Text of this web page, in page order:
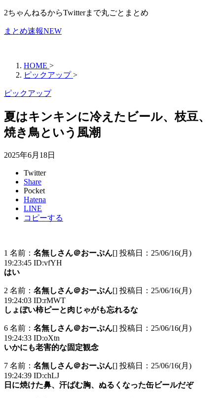
2ちゃんねるからTwitterまで丸ごとまとめ
まとめ速報NEW
HOME >
ピックアップ >
ピックアップ
夏はキンキンに冷えたビール、枝豆、
焼き鳥という風潮
2025年6月18日
Twitter
Share
Pocket
Hatena
LINE
コピーする
1 名前： 名無しさん＠おーぷん[] 投稿日：25/06/16(月)
19:23:45 ID:vfYH
はい
2 名前： 名無しさん＠おーぷん[] 投稿日：25/06/16(月)
19:24:03 ID:rMWT
しょぼい柿ピーと肉じゃがも忘れるな
6 名前： 名無しさん＠おーぷん[] 投稿日：25/06/16(月)
19:24:33 ID:oXtn
いかにも老害的な固定観念
7 名前： 名無しさん＠おーぷん[] 投稿日：25/06/16(月)
19:24:39 ID:chLJ
日に焼けた鼻、汗ばむ胸、ぬるくなった缶ビールだぞ